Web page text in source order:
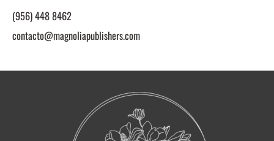
(956) 448 8462
contacto@magnoliapublishers.com